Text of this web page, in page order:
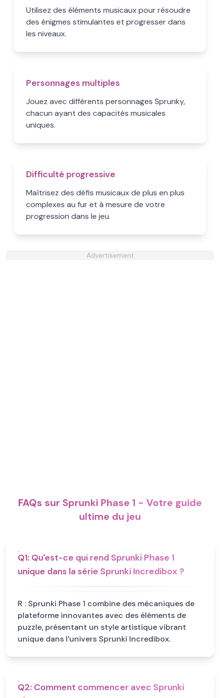
Utilisez des éléments musicaux pour résoudre
des énigmes stimulantes et progresser dans
les niveaux.
Personnages multiples
Jouez avec différents personnages Sprunky,
chacun ayant des capacités musicales
uniques.
Difficulté progressive
Maîtrisez des défis musicaux de plus en plus
complexes au fur et à mesure de votre
progression dans le jeu.
Advertisement
FAQs sur Sprunki Phase 1 - Votre guide
ultime du jeu
Q1: Qu'est-ce qui rend Sprunki Phase 1
unique dans la série Sprunki Incredibox ?
R : Sprunki Phase 1 combine des mécaniques de
plateforme innovantes avec des éléments de
puzzle, présentant un style artistique vibrant
unique dans l'univers Sprunki Incredibox.
Q2: Comment commencer avec Sprunki